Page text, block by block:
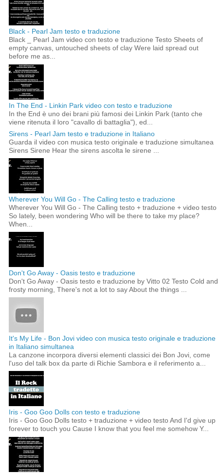
Black - Pearl Jam testo e traduzione
Black _ Pearl Jam video con testo e traduzione Testo Sheets of
empty canvas, untouched sheets of clay Were laid spread out
before me as...
In The End - Linkin Park video con testo e traduzione
In the End è uno dei brani più famosi dei Linkin Park (tanto che
viene ritenuta il loro "cavallo di battaglia"), ed...
Sirens - Pearl Jam testo e traduzione in Italiano
Guarda il video con musica testo originale e traduzione simultanea
Sirens Sirene Hear the sirens ascolta le sirene ...
Wherever You Will Go - The Calling testo e traduzione
Wherever You Will Go - The Calling testo + traduzione + video testo
So lately, been wondering Who will be there to take my place?
When...
Don't Go Away - Oasis testo e traduzione
Don't Go Away - Oasis testo e traduzione by Vitto 02 Testo Cold and
frosty morning, There's not a lot to say About the things ...
It's My Life - Bon Jovi video con musica testo originale e traduzione
in Italiano simultanea
La canzone incorpora diversi elementi classici dei Bon Jovi, come
l'uso del talk box da parte di Richie Sambora e il referimento a...
Iris - Goo Goo Dolls con testo e traduzione
Iris - Goo Goo Dolls testo + traduzione + video testo And I'd give up
forever to touch you Cause I know that you feel me somehow Y...